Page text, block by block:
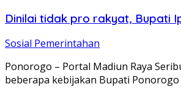
Dinilai tidak pro rakyat, Bupati
Sosial Pemerintahan
Ponorogo – Portal Madiun Raya
beberapa kebijakan Bupati